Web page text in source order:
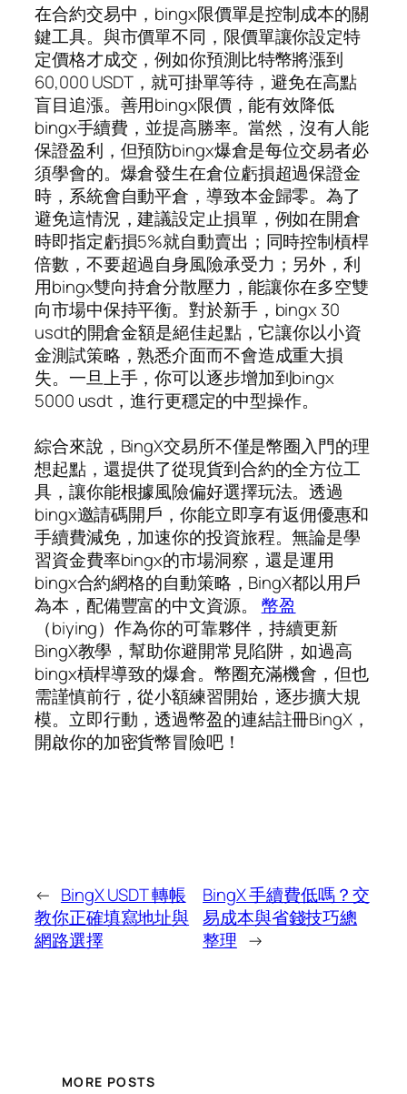
在合約交易中，bingx限價單是控制成本的關
鍵工具。與市價單不同，限價單讓你設定特
定價格才成交，例如你預測比特幣將漲到
60,000 USDT，就可掛單等待，避免在高點
盲目追漲。善用bingx限價，能有效降低
bingx手續費，並提高勝率。當然，沒有人能
保證盈利，但預防bingx爆倉是每位交易者必
須學會的。爆倉發生在倉位虧損超過保證金
時，系統會自動平倉，導致本金歸零。為了
避免這情況，建議設定止損單，例如在開倉
時即指定虧損5%就自動賣出；同時控制槓桿
倍數，不要超過自身風險承受力；另外，利
用bingx雙向持倉分散壓力，能讓你在多空雙
向市場中保持平衡。對於新手，bingx 30
usdt的開倉金額是絕佳起點，它讓你以小資
金測試策略，熟悉介面而不會造成重大損
失。一旦上手，你可以逐步增加到bingx
5000 usdt，進行更穩定的中型操作。
綜合來說，BingX交易所不僅是幣圈入門的理
想起點，還提供了從現貨到合約的全方位工
具，讓你能根據風險偏好選擇玩法。透過
bingx邀請碼開戶，你能立即享有返佣優惠和
手續費減免，加速你的投資旅程。無論是學
習資金費率bingx的市場洞察，還是運用
bingx合約網格的自動策略，BingX都以用戶
為本，配備豐富的中文資源。 幣盈
（biying）作為你的可靠夥伴，持續更新
BingX教學，幫助你避開常見陷阱，如過高
bingx槓桿導致的爆倉。幣圈充滿機會，但也
需謹慎前行，從小額練習開始，逐步擴大規
模。立即行動，透過幣盈的連結註冊BingX，
開啟你的加密貨幣冒險吧！
← BingX USDT 轉帳
教你正確填寫地址與
網路選擇
BingX 手續費低嗎？交
易成本與省錢技巧總
整理 →
MORE POSTS